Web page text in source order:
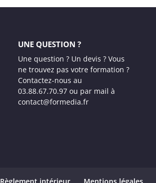
UNE QUESTION ?
Une question ? Un devis ? Vous
ne trouvez pas votre formation ?
Contactez-nous au
03.88.67.70.97 ou par mail à
contact@formedia.fr